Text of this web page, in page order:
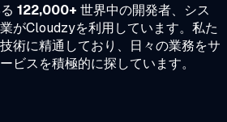
122,000+ 世界中の開発者、シス
がCloudzyを利用しています。私た
術に精通しており、日々の業務をサ
ビスを積極的に探しています。